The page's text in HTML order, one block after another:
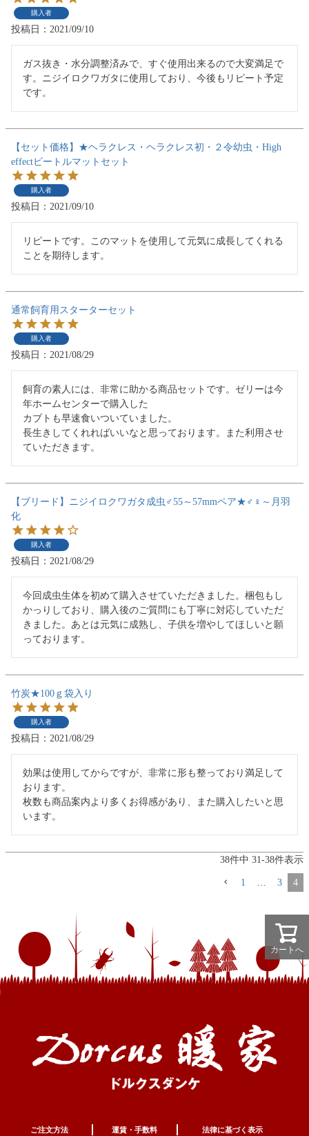
購入者
投稿日 2021/09/10
ガス抜き・水分調整済みで、すぐ使用出来るので大変満足で
す。ニジイロクワガタに使用しており、今後もリピート予定
です。
【セット価格】★ヘラクレス・ヘラクレス初・２令幼虫・High
effectビートルマットセット
購入者
投稿日 2021/09/10
リピートです。このマットを使用して元気に成長してくれる
通常飼育用スターターセット
購入者
投稿日 2021/08/29
飼育の素人には、非常に助かる商品セットです。ゼリーは今
年ホームセンターで購入した
カブトも早速食いついていました。
長生きしてくれればいいなと思っております。また利用させ
ていただきます。
【ブリード】ニジイロクワガタ成虫♂55～57mmペア★♂♀～月羽
化
購入者
投稿日 2021/08/29
今回成虫生体を初めて購入させていただきました。梱包もし
かっりしており、購入後のご質問にも丁寧に対応していただ
きました。あとは元気に成熟し、子供を増やしてほしいと願
竹炭★100ｇ袋入り
購入者
投稿日 2021/08/29
効果は使用してからですが、非常に形も整っており満足して
おります。
枚数も商品案内より多くお得感があり、また購入したいと思
います。
38件中 31-38件表示
1 … 3 4
ご注文方法 運賃・手数料 法律に基づく表示
カートへ